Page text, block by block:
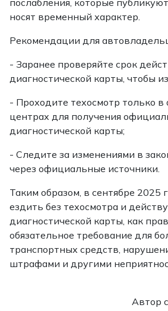
носят временный характер.
Рекомендации для
- Заранее проверяйте срок
диагностической карты, чтобы
- Проходите техосмотр только
центрах для получения
диагностической карты;
- Следите за изменениями в
через официальные источники.
Таким образом, в сентябре 2025
ездить без техосмотра и
диагностической карты, как
обязательное требование для
транспортных средств,
штрафами и другими
Автор